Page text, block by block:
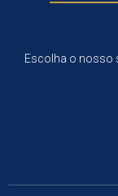
Escolha o nosso